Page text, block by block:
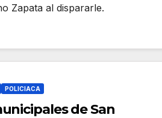
Zapata al dispararle.
POLICIACA
de San